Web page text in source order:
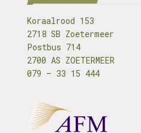
Koraalrood 153
2718 SB Zoetermeer
Postbus 714
2700 AS ZOETERMEER
079 – 33 15 444